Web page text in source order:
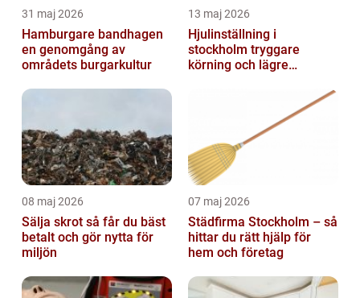
31 maj 2026
Hamburgare bandhagen
en genomgång av
områdets burgarkultur
13 maj 2026
Hjulinställning i
stockholm tryggare
körning och lägre
08 maj 2026
Sälja skrot så får du bäst
betalt och gör nytta för
miljön
07 maj 2026
Städfirma Stockholm – så
hittar du rätt hjälp för
hem och företag